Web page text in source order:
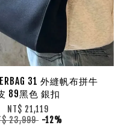
31 外縫帆布拼牛
89黑色 銀扣
NT$ 21,119
23,999 -12%